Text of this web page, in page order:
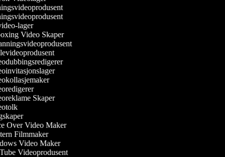
lager
Video Skaper
Skaper
Over Video Maker
Filmmaker
Video Maker
Videoprodusent